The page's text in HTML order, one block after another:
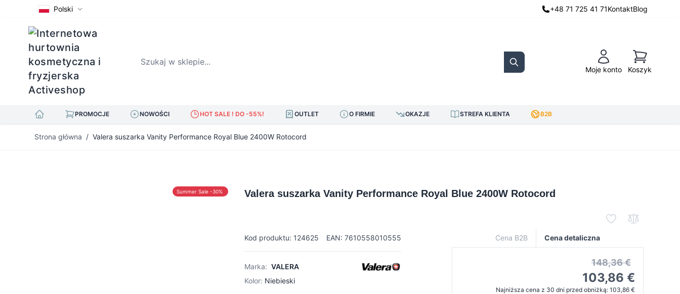
Polski +48 71 725 41 71KontaktBlog
Szukaj w sklepie...
Search Moje konto
Koszyk
Koszyk
PROMOCJE NOWOŚCI HOT SALE ! DO -55%! OUTLET O FIRMIE OKAZJE STREFA KLIENTA B2B
Strona główna / Valera suszarka Vanity Performance Royal Blue 2400W Rotocord
Summer Sale -30% Valera suszarka Vanity Performance Royal Blue 2400W Rotocord
Kod produktu: 124625 EAN: 7610558010555
Marka: VALERA
Kolor: Niebieski
Cena B2B Cena detaliczna
148,36 €
103,86 €
Najniższa cena z 30 dni przed obniżką: 103,86 €